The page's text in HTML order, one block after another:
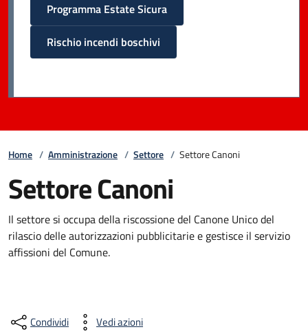
Programma Estate Sicura
Rischio incendi boschivi
Home / Amministrazione / Settore / Settore Canoni
Settore Canoni
Il settore si occupa della riscossione del Canone Unico del
rilascio delle autorizzazioni pubblicitarie e gestisce il servizio
affissioni del Comune.
Condividi Vedi azioni